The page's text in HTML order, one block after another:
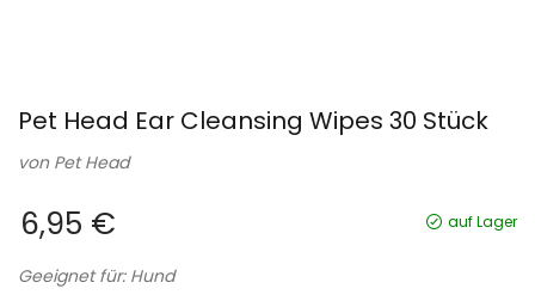
Pet Head Ear Cleansing Wipes 30 Stück
von Pet Head
6,95 € auf Lager
Geeignet für: Hund